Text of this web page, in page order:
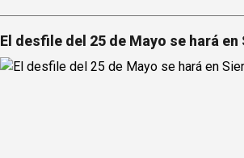
El desfile del 25 de Mayo se hará en